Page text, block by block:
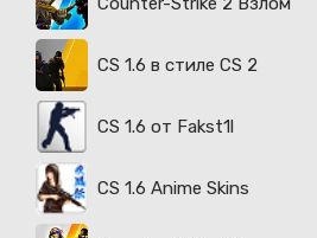
CS 1.6 в стиле CS 2
CS 1.6 от Fakst1l
CS 1.6 Anime Skins